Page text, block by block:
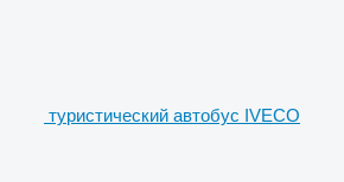
туристический автобус IVECO